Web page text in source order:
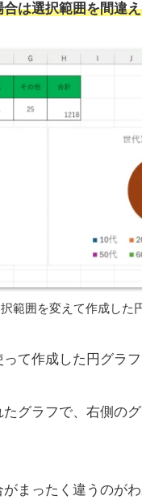
合は選択範囲を間違
範囲を変えて作成した
て作成した円グラフ
グラフで、右側の
まったく違うのがわ